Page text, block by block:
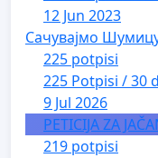
12 Jun 2023
Сачувајмо
225 potpisi
225 Potpisi / 30
9 Jul 2026
PETICIJA ZA
219 potpisi